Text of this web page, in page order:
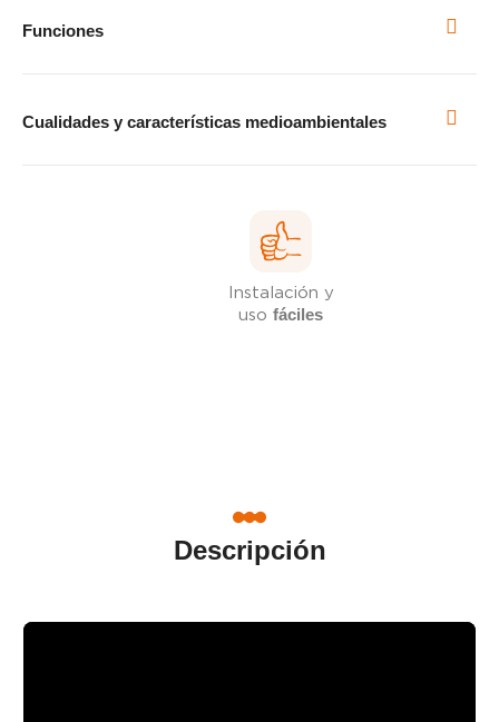
Funciones
Cualidades y características medioambientales
Instalación y
uso fáciles
Descripción